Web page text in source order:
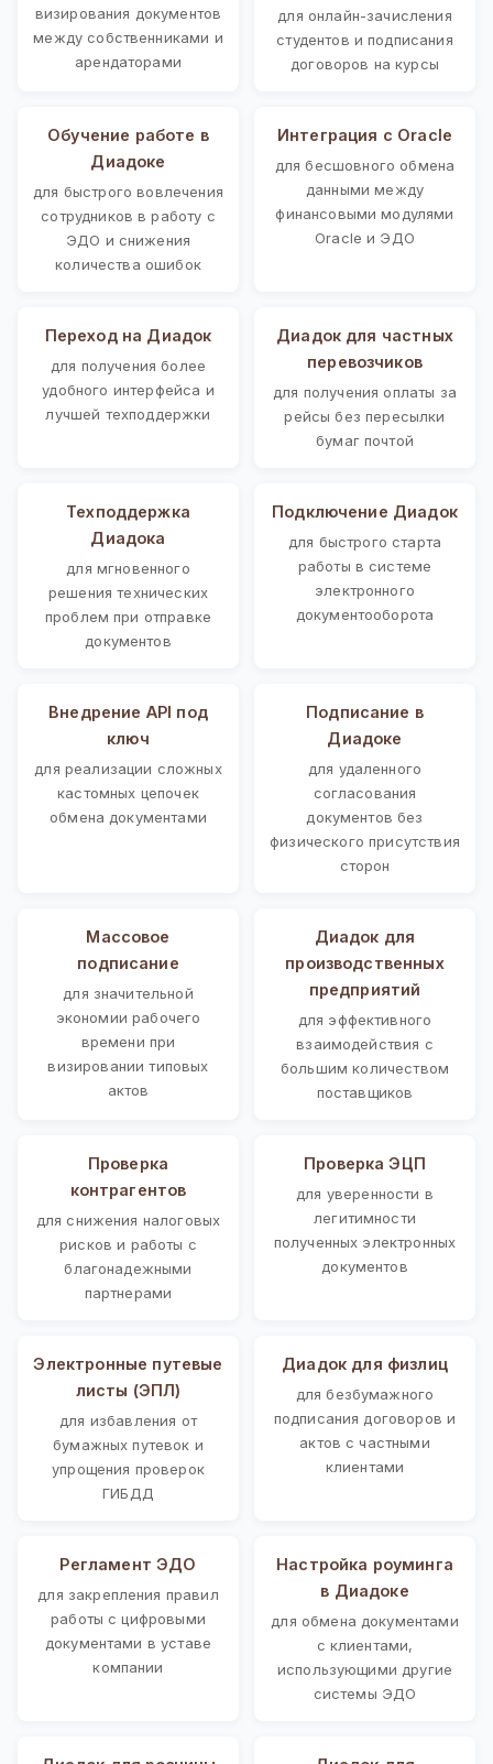
визирования документов
между собственниками и
арендаторами
для онлайн-зачисления
студентов и подписания
договоров на курсы
Обучение работе в
Диадоке
для быстрого вовлечения
сотрудников в работу с
ЭДО и снижения
количества ошибок
Интеграция с Oracle
для бесшовного обмена
данными между
финансовыми модулями
Oracle и ЭДО
Переход на Диадок
для получения более
удобного интерфейса и
лучшей техподдержки
Диадок для частных
перевозчиков
для получения оплаты за
рейсы без пересылки
бумаг почтой
Техподдержка
Диадока
для мгновенного
решения технических
проблем при отправке
документов
Подключение Диадок
для быстрого старта
работы в системе
электронного
документооборота
Внедрение API под
ключ
для реализации сложных
кастомных цепочек
обмена документами
Подписание в
Диадоке
для удаленного
согласования
документов без
физического присутствия
сторон
Массовое
подписание
для значительной
экономии рабочего
времени при
визировании типовых
актов
Диадок для
производственных
предприятий
для эффективного
взаимодействия с
большим количеством
поставщиков
Проверка
контрагентов
для снижения налоговых
рисков и работы с
благонадежными
партнерами
Проверка ЭЦП
для уверенности в
легитимности
полученных электронных
документов
Электронные путевые
листы (ЭПЛ)
для избавления от
бумажных путевок и
упрощения проверок
ГИБДД
Диадок для физлиц
для безбумажного
подписания договоров и
актов с частными
клиентами
Регламент ЭДО
для закрепления правил
работы с цифровыми
документами в уставе
компании
Настройка роуминга
в Диадоке
для обмена документами
с клиентами,
использующими другие
системы ЭДО